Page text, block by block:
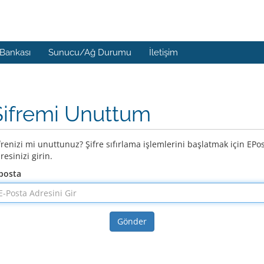
Sunucu/Ağ Durumu İletişim
Unuttum
mi unuttunuz? Şifre sıfırlama işlemlerini başlatmak için
girin.
Gönder